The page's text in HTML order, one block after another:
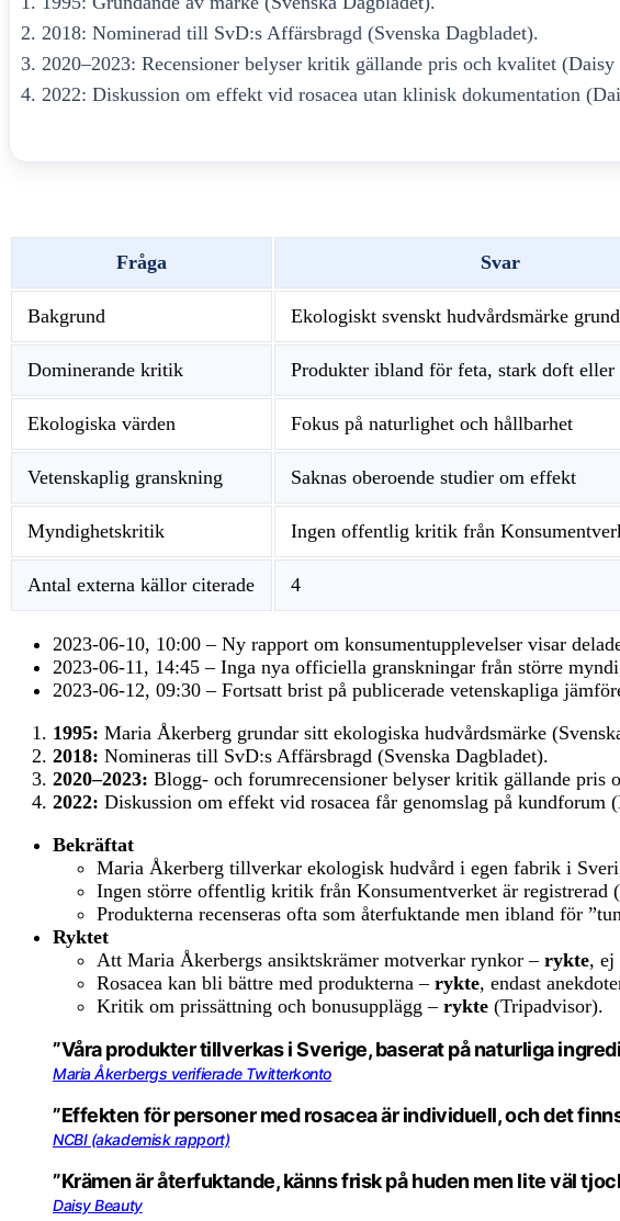
2018: Nominerad till SvD:s Affärsbragd (Svenska Dagbladet).
2020–2023: Recensioner belyser kritik gällande pris och kvalitet (Daisy
2022: Diskussion om effekt vid rosacea utan klinisk dokumentation
Fråga Svar
Bakgrund Ekologiskt svenskt hudvårdsmärke
Dominerande kritik Produkter ibland för feta, stark doft
Ekologiska värden Fokus på naturlighet och hållbarhet
Vetenskaplig granskning Saknas oberoende studier om effekt
Myndighetskritik Ingen offentlig kritik från
Antal externa källor citerade 4
2023-06-10, 10:00 – Ny rapport om konsumentupplevelser visar
2023-06-11, 14:45 – Inga nya officiella granskningar från större
2023-06-12, 09:30 – Fortsatt brist på publicerade vetenskapliga
1995: Maria Åkerberg grundar sitt ekologiska hudvårdsmärke
2018: Nomineras till SvD:s Affärsbragd (Svenska Dagbladet).
2020–2023: Blogg- och forumrecensioner belyser kritik gällande pris
2022: Diskussion om effekt vid rosacea får genomslag på kundforum
Bekräftat
Maria Åkerberg tillverkar ekologisk hudvård i egen fabrik i
Ingen större offentlig kritik från Konsumentverket är registrerad
Produkterna recenseras ofta som återfuktande men ibland för
Ryktet
Att Maria Åkerbergs ansiktskrämer motverkar rynkor – rykte, ej
Rosacea kan bli bättre med produkterna – rykte, endast
Kritik om prissättning och bonusupplägg – rykte (Tripadvisor).
”Våra produkter tillverkas i Sverige, baserat på naturliga
Maria Åkerbergs verifierade Twitterkonto
”Effekten för personer med rosacea är individuell, och det
NCBI (akademisk rapport)
”Krämen är återfuktande, känns frisk på huden men lite väl
Daisy Beauty